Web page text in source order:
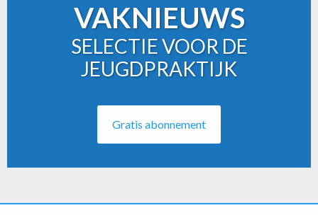
VAKNIEUWS
SELECTIE VOOR DE
JEUGDPRAKTIJK
Gratis abonnement